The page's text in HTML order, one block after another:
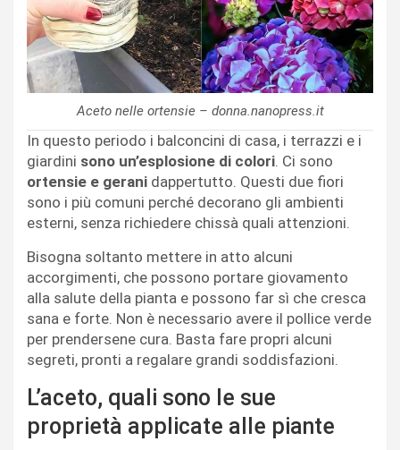
Aceto nelle ortensie – donna.nanopress.it
In questo periodo i balconcini di casa, i terrazzi e i
giardini sono un’esplosione di colori. Ci sono
ortensie e gerani dappertutto. Questi due fiori
sono i più comuni perché decorano gli ambienti
esterni, senza richiedere chissà quali attenzioni.
Bisogna soltanto mettere in atto alcuni
accorgimenti, che possono portare giovamento
alla salute della pianta e possono far sì che cresca
sana e forte. Non è necessario avere il pollice verde
per prendersene cura. Basta fare propri alcuni
segreti, pronti a regalare grandi soddisfazioni.
L’aceto, quali sono le sue
proprietà applicate alle piante